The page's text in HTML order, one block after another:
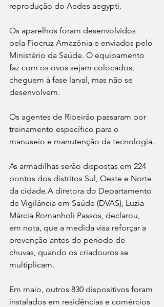
reprodução do Aedes aegypti.
Os aparelhos foram desenvolvidos
pela Fiocruz Amazônia e enviados pelo
Ministério da Saúde. O equipamento
faz com os ovos sejam colocados,
cheguem à fase larval, mas não se
desenvolvem.
Os agentes de Ribeirão passaram por
treinamento específico para o
manuseio e manutenção da tecnologia.
As armadilhas serão dispostas em 224
pontos dos distritos Sul, Oeste e Norte
da cidade.A diretora do Departamento
de Vigilância em Saúde (DVAS), Luzia
Márcia Romanholi Passos, declarou,
em nota, que a medida visa reforçar a
prevenção antes do período de
chuvas, quando os criadouros se
multiplicam.
Em maio, outros 830 dispositivos foram
instalados em residências e comércios